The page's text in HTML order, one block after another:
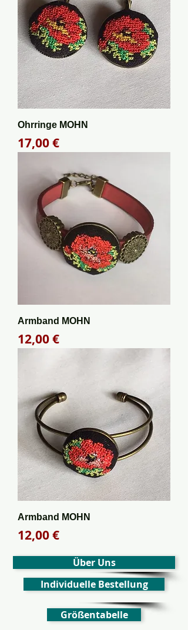
Ohrringe MOHN
Preis
17,00 €
Armband MOHN
Preis
12,00 €
Armband MOHN
Preis
12,00 €
Über Uns
Individuelle Bestellung
Größentabelle